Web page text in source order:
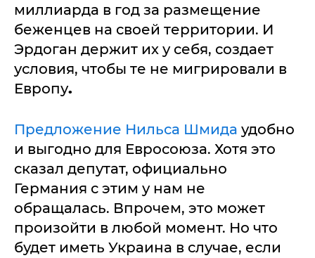
миллиарда в год за размещение
беженцев на своей территории. И
Эрдоган держит их у себя, создает
условия, чтобы те не мигрировали в
Европу.
Предложение Нильса Шмида удобно
и выгодно для Евросоюза. Хотя это
сказал депутат, официально
Германия с этим у нам не
обращалась. Впрочем, это может
произойти в любой момент. Но что
будет иметь Украина в случае, если